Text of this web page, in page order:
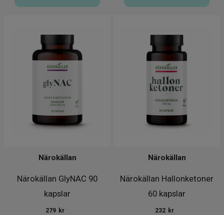
Närokällan GlyNAC 90
kapslar
Närokällan
279 kr
Närokällan Hallonketoner
60 kapslar
Närokällan
232 kr